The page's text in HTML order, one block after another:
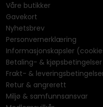
Våre butikker
Gavekort
Nyhetsbrev
Personvernerklæring
Informasjonskapsler
Betaling- & kjøpsbetingelser
Frakt- &
Retur & angrerett
Miljø & samfunnsansvar